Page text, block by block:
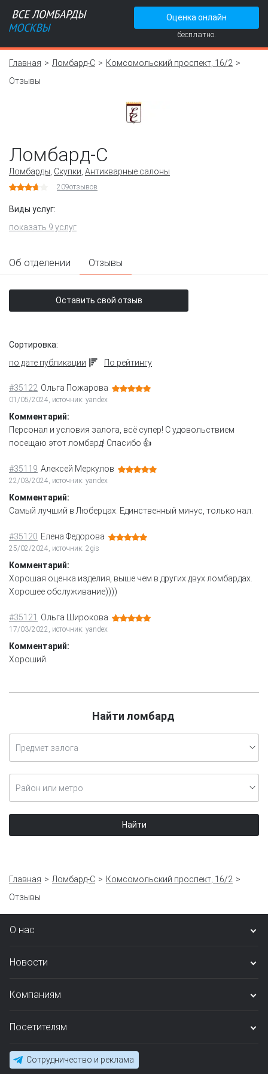
Оценка онлайн
бесплатно.
Главная Ломбард-С
Комсомольский проспект, 16/2
Отзывы
Ломбард-С
Ломбарды Скупки Антикварные салоны
209отзывов
Виды услуг:
показать 9 услуг
Об отделении Отзывы
Оставить свой отзыв
Сортировка:
по дате публикации
По рейтингу
#35122 Ольга Пожарова
01/05/2024, источник: yandex
Комментарий:
Персонал и условия залога, всё супер! С удовольствием
посещаю этот ломбард! Спасибо 👍
#35119 Алексей Меркулов
22/03/2024, источник: yandex
Комментарий:
Самый лучший в Люберцах. Единственный минус, только нал.
#35120 Елена Федорова
25/02/2024, источник: 2gis
Комментарий:
Хорошая оценка изделия, выше чем в других двух ломбардах.
Хорошее обслуживание))))
#35121 Ольга Широкова
17/03/2022, источник: yandex
Комментарий:
Хороший.
Найти ломбард
Предмет залога
Район или метро
Найти
Главная Ломбард-С
Комсомольский проспект, 16/2
Отзывы
О нас
Новости
Компаниям
Посетителям
Сотрудничество и реклама